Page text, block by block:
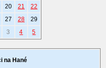
20 21
22
27 28
29
3 4 5
na Hané